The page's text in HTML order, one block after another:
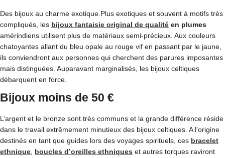
Des bijoux au charme exotique.Plus exotiques et souvent à motifs très
compliqués, les bijoux fantaisie original de qualité en plumes
amérindiens utilisent plus de matériaux semi-précieux. Aux couleurs
chatoyantes allant du bleu opale au rouge vif en passant par le jaune,
ils conviendront aux personnes qui cherchent des parures imposantes
mais distinguées. Auparavant marginalisés, les bijoux celtiques
débarquent en force.
Bijoux moins de 50 €
L’argent et le bronze sont très communs et la grande différence réside
dans le travail extrêmement minutieux des bijoux celtiques. A l’origine
destinés en tant que guides lors des voyages spirituels, ces bracelet
ethnique boucles d’oreilles ethniques et autres torques raviront